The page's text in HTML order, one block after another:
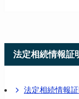
法定相続情報証
法定相続情報